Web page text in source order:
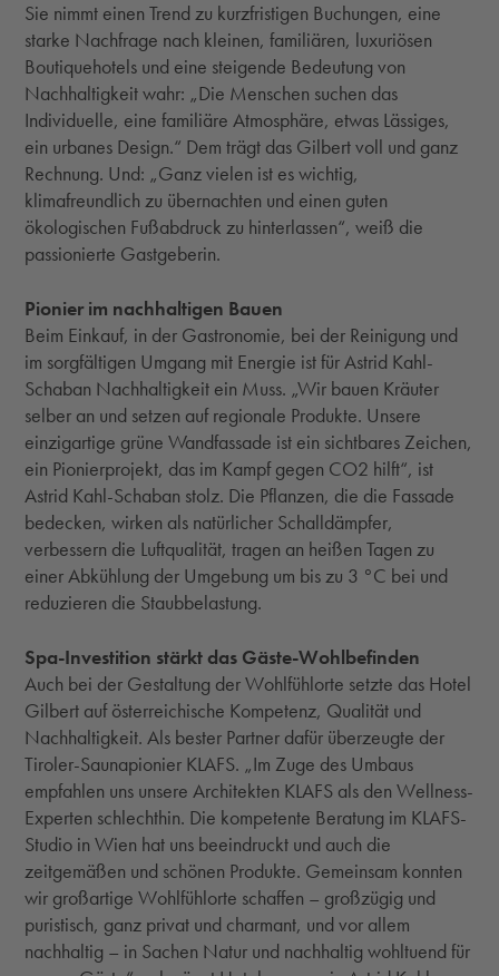
Sie nimmt einen Trend zu kurzfristigen Buchungen, eine
starke Nachfrage nach kleinen, familiären, luxuriösen
Boutiquehotels und eine steigende Bedeutung von
Nachhaltigkeit wahr: „Die Menschen suchen das
Individuelle, eine familiäre Atmosphäre, etwas Lässiges,
ein urbanes Design.“ Dem trägt das Gilbert voll und ganz
Rechnung. Und: „Ganz vielen ist es wichtig,
klimafreundlich zu übernachten und einen guten
ökologischen Fußabdruck zu hinterlassen“, weiß die
passionierte Gastgeberin.
Pionier im nachhaltigen Bauen
Beim Einkauf, in der Gastronomie, bei der Reinigung und
im sorgfältigen Umgang mit Energie ist für Astrid Kahl-
Schaban Nachhaltigkeit ein Muss. „Wir bauen Kräuter
selber an und setzen auf regionale Produkte. Unsere
einzigartige grüne Wandfassade ist ein sichtbares Zeichen,
ein Pionierprojekt, das im Kampf gegen CO2 hilft“, ist
Astrid Kahl-Schaban stolz. Die Pflanzen, die die Fassade
bedecken, wirken als natürlicher Schalldämpfer,
verbessern die Luftqualität, tragen an heißen Tagen zu
einer Abkühlung der Umgebung um bis zu 3 °C bei und
reduzieren die Staubbelastung.
Spa-Investition stärkt das Gäste-Wohlbefinden
Auch bei der Gestaltung der Wohlfühlorte setzte das Hotel
Gilbert auf österreichische Kompetenz, Qualität und
Nachhaltigkeit. Als bester Partner dafür überzeugte der
Tiroler-Saunapionier KLAFS. „Im Zuge des Umbaus
empfahlen uns unsere Architekten KLAFS als den Wellness-
Experten schlechthin. Die kompetente Beratung im KLAFS-
Studio in Wien hat uns beeindruckt und auch die
zeitgemäßen und schönen Produkte. Gemeinsam konnten
wir großartige Wohlfühlorte schaffen – großzügig und
puristisch, ganz privat und charmant, und vor allem
nachhaltig – in Sachen Natur und nachhaltig wohltuend für